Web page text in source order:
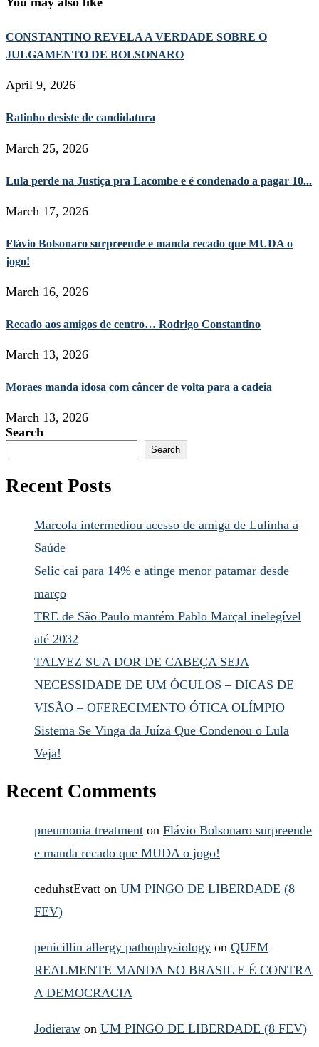
CONSTANTINO REVELA A VERDADE SOBRE O
JULGAMENTO DE BOLSONARO
April 9, 2026
Ratinho desiste de candidatura
March 25, 2026
Lula perde na Justiça pra Lacombe e é condenado a pagar 10...
March 17, 2026
Flávio Bolsonaro surpreende e manda recado que MUDA o
jogo!
March 16, 2026
Recado aos amigos de centro… Rodrigo Constantino
March 13, 2026
Moraes manda idosa com câncer de volta para a cadeia
March 13, 2026
Search
Search
Recent Posts
Marcola intermediou acesso de amiga de Lulinha a
Saúde
Selic cai para 14% e atinge menor patamar desde
março
TRE de São Paulo mantém Pablo Marçal inelegível
até 2032
TALVEZ SUA DOR DE CABEÇA SEJA
NECESSIDADE DE UM ÓCULOS – DICAS DE
VISÃO – OFERECIMENTO ÓTICA OLÍMPIO
Sistema Se Vinga da Juíza Que Condenou o Lula
Veja!
Recent Comments
pneumonia treatment on Flávio Bolsonaro surpreende
e manda recado que MUDA o jogo!
ceduhstEvatt on UM PINGO DE LIBERDADE (8
FEV)
penicillin allergy pathophysiology on QUEM
REALMENTE MANDA NO BRASIL E É CONTRA
A DEMOCRACIA
Jodieraw on UM PINGO DE LIBERDADE (8 FEV)